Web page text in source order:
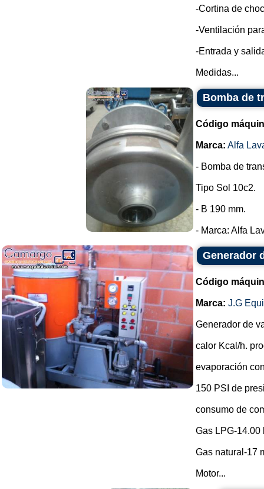
-Cortina de
-Ventilación
-Entrada y
Medidas...
Bomba de
Código
Marca: Alfa
- Bomba de
Tipo Sol 10c2.
- B 190 mm.
- Marca: Alfa
Generador
Código
Marca: J.G
Generador de
calor Kcal/h.
evaporación
150 PSI de
consumo de
Gas LPG-14.00
Gas natural-17
Motor...